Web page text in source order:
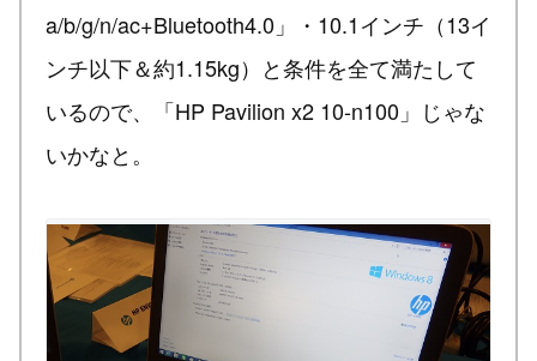
a/b/g/n/ac+Bluetooth4.0」・10.1インチ（13イ
ンチ以下＆約1.15kg）と条件を全て満たして
いるので、「HP Pavilion x2 10-n100」じゃな
いかなと。